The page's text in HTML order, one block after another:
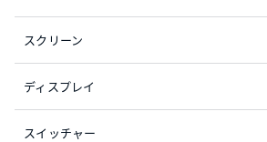
スクリーン
ディスプレイ
スイッチャー